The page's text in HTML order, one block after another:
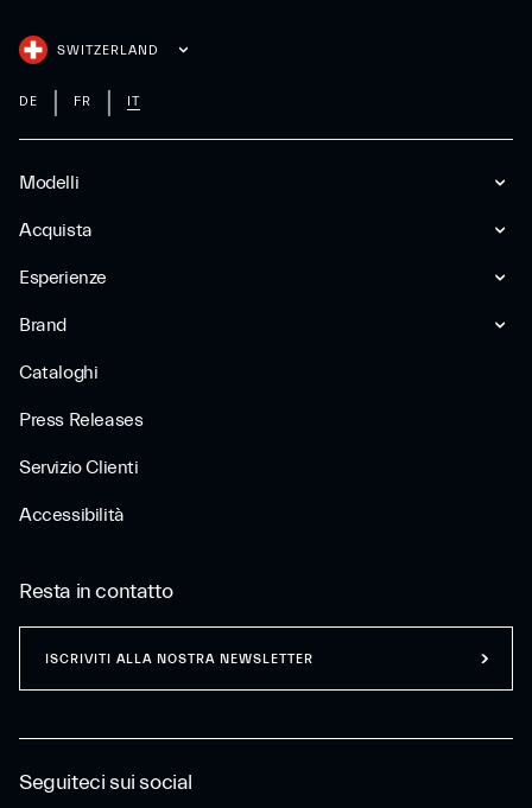
Modelli
Acquista
Esperienze
Brand
Cataloghi
Press Releases
Servizio Clienti
Accessibilità
SWITZERLAND
DE FR IT
Seguiteci sui social
Resta in contatto
ISCRIVITI ALLA NOSTRA NEWSLETTER